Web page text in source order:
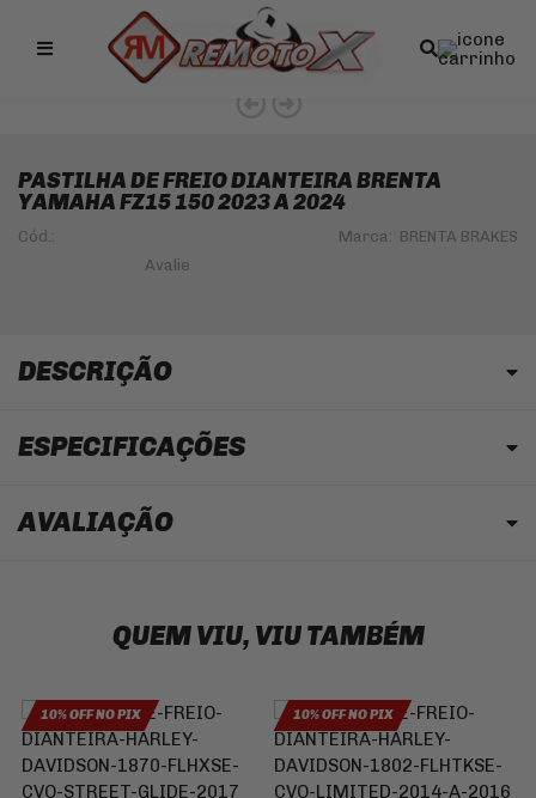
Remotox
10% OFF NO PIX
PASTILHA DE FREIO DIANTEIRA BRENTA
YAMAHA FZ15 150 2023 A 2024
Cód.: Marca: BRENTA BRAKES
DESCRIÇÃO
ESPECIFICAÇÕES
AVALIAÇÃO
QUEM VIU, VIU TAMBÉM
10% OFF NO PIX 10% OFF NO PIX